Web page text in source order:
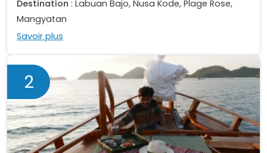
Destination : Labuan Bajo, Nusa Kode, Plage Rose,
Mangyatan
Savoir plus
2